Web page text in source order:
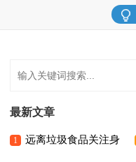
最新文章
1 远离垃圾食品关注身